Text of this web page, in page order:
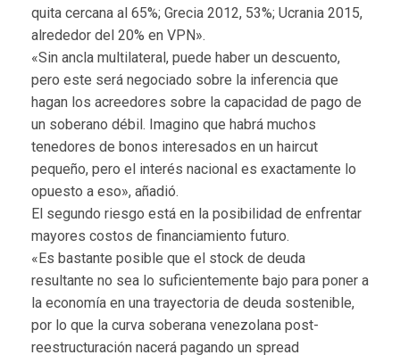
quita cercana al 65%; Grecia 2012, 53%; Ucrania 2015,
alrededor del 20% en VPN».
«Sin ancla multilateral, puede haber un descuento,
pero este será negociado sobre la inferencia que
hagan los acreedores sobre la capacidad de pago de
un soberano débil. Imagino que habrá muchos
tenedores de bonos interesados en un haircut
pequeño, pero el interés nacional es exactamente lo
opuesto a eso», añadió.
El segundo riesgo está en la posibilidad de enfrentar
mayores costos de financiamiento futuro.
«Es bastante posible que el stock de deuda
resultante no sea lo suficientemente bajo para poner a
la economía en una trayectoria de deuda sostenible,
por lo que la curva soberana venezolana post-
reestructuración nacerá pagando un spread